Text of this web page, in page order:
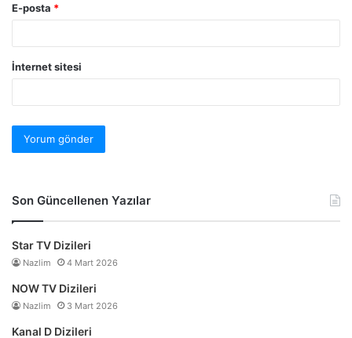
E-posta *
İnternet sitesi
Son Güncellenen Yazılar
Star TV Dizileri
Nazlim 4 Mart 2026
NOW TV Dizileri
Nazlim 3 Mart 2026
Kanal D Dizileri